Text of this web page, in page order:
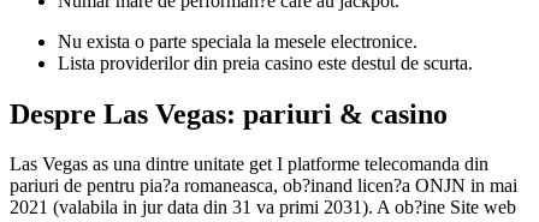
Nu exista o parte speciala la mesele electronice.
Lista providerilor din preia casino este destul de scurta.
Despre Las Vegas: pariuri & casino
Las Vegas as una dintre unitate get I platforme telecomanda din
pariuri de pentru pia?a romaneasca, ob?inand licen?a ONJN in mai
2021 (valabila in jur data din 31 va primi 2031). A ob?ine Site web